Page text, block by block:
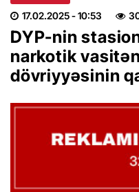
17.02.2025- 10:53
DYP-nin
narkotik
dövriyyəsinin